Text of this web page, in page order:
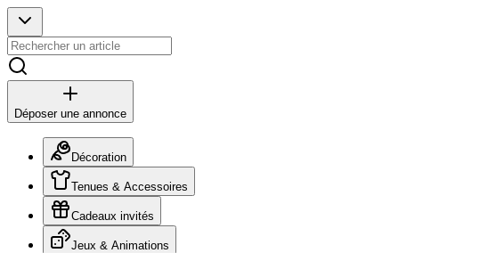
Déposer une annonce
Décoration
Tenues & Accessoires
Cadeaux invités
Jeux & Animations